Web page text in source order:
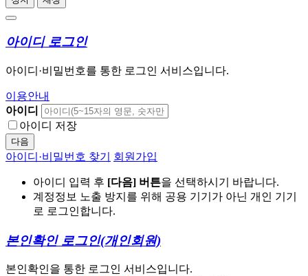
아이디 로그인
아이디·비밀번호를 통한 로그인 서비스입니다.
이용안내
아이디
아이디 저장
다음
아이디·비밀번호 찾기 회원가입
아이디 입력 후 [다음] 버튼을 선택하시기 바랍니다.
계정정보 노출 방지를 위해 공용 기기가 아닌 개인 기기
로 로그인합니다.
본인확인 로그인(개인회원)
본인확인을 통한 로그인 서비스입니다.